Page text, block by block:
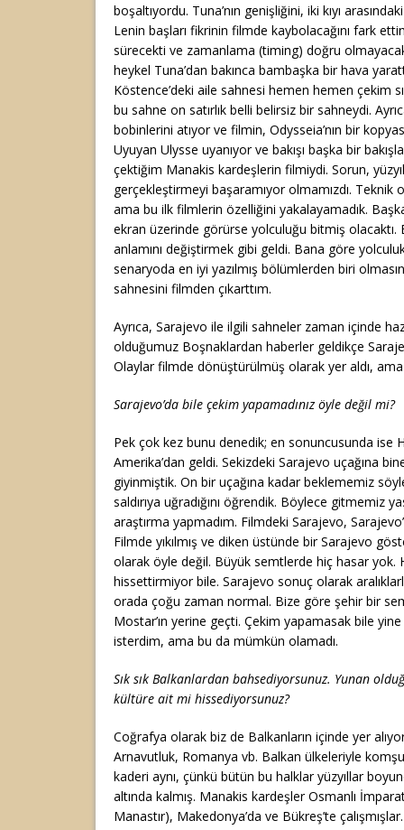
boşaltıyordu. Tuna’nın genişliğini, iki kıyı
Lenin başları fikrinin filmde kaybolacağını fark
sürecekti ve zamanlama (timing) doğru
heykel Tuna’dan bakınca bambaşka bir hava
Köstence’deki aile sahnesi hemen hemen çekim
bu sahne on satırlık belli belirsiz bir sahneydi.
bobinlerini atıyor ve filmin, Odysseia’nın bir
Uyuyan Ulysse uyanıyor ve bakışı başka bir
çektiğim Manakis kardeşlerin filmiydi. Sorun,
gerçekleştirmeyi başaramıyor olmamızdı. Teknik
ama bu ilk filmlerin özelliğini yakalayamadık.
ekran üzerinde görürse yolculuğu bitmiş
anlamını değiştirmek gibi geldi. Bana göre
senaryoda en iyi yazılmış bölümlerden biri
sahnesini filmden çıkarttım.
Ayrıca, Sarajevo ile ilgili sahneler zaman içinde
olduğumuz Boşnaklardan haberler geldikçe
Olaylar filmde dönüştürülmüş olarak yer aldı,
Sarajevo’da bile çekim yapamadınız öyle değil mi?
Pek çok kez bunu denedik; en sonuncusunda ise
Amerika’dan geldi. Sekizdeki Sarajevo uçağına
giyinmiştik. On bir uçağına kadar beklememiz
saldırıya uğradığını öğrendik. Böylece gitmemiz
araştırma yapmadım. Filmdeki Sarajevo,
Filmde yıkılmış ve diken üstünde bir Sarajevo
olarak öyle değil. Büyük semtlerde hiç hasar yok.
hissettirmiyor bile. Sarajevo sonuç olarak
orada çoğu zaman normal. Bize göre şehir bir
Mostar’ın yerine geçti. Çekim yapamasak bile
isterdim, ama bu da mümkün olamadı.
Sık sık Balkanlardan bahsediyorsunuz. Yunan
kültüre ait mi hissediyorsunuz?
Coğrafya olarak biz de Balkanların içinde yer
Arnavutluk, Romanya vb. Balkan ülkeleriyle
kaderi aynı, çünkü bütün bu halklar yüzyıllar
altında kalmış. Manakis kardeşler Osmanlı
Manastır), Makedonya’da ve Bükreş’te